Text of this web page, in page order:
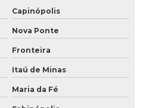
Capinópolis
Nova Ponte
Fronteira
Itaú de Minas
Maria da Fé